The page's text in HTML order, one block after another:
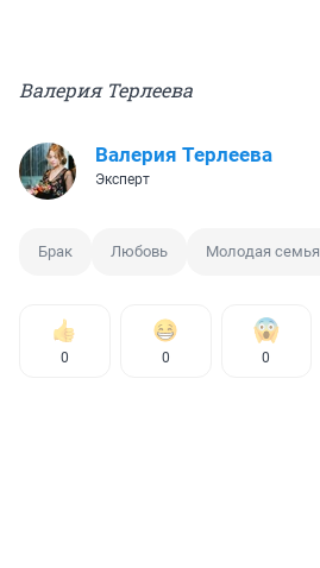
Валерия Терлеева
Валерия Терлеева
Эксперт
Брак Любовь Молодая семья
0 0 0